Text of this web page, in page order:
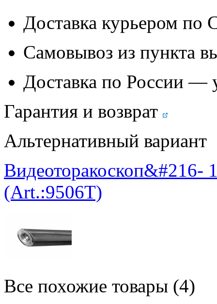
Доставка курьером
Самовывоз из пункта
Доставка по России —
Гарантия и возврат
Альтернативный вариант
Видеоторакоскоп&#216-
(Art.:9506Т)
Все похожие товары (4)